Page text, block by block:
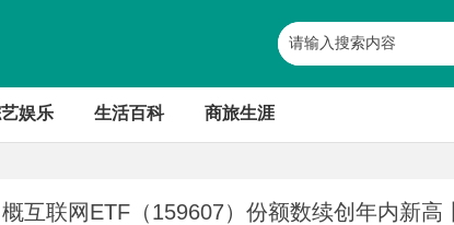
娱乐 生活百科 商旅生涯
互联网ETF（159607）份额数续创年内新高丨